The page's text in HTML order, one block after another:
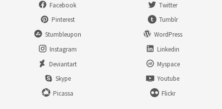
Facebook
Twitter
Pinterest
Tumblr
Stumbleupon
WordPress
Instagram
Linkedin
Deviantart
Myspace
Skype
Youtube
Picassa
Flickr